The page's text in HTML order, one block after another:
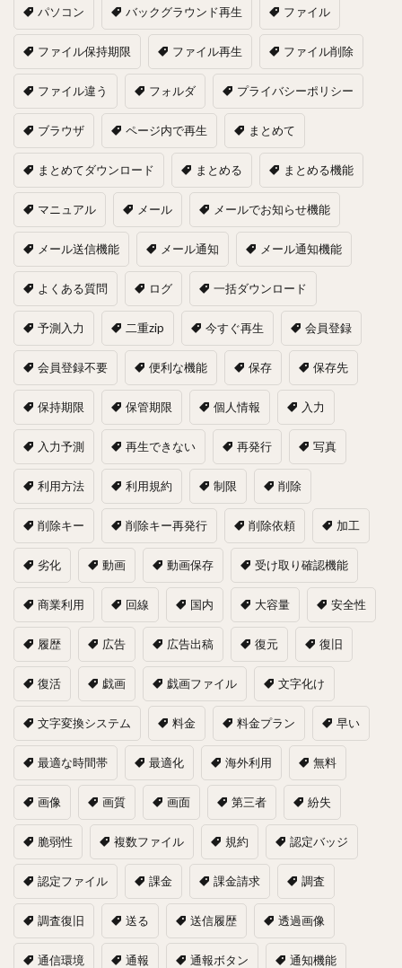
パソコン バックグラウンド再生 ファイル
ファイル保持期限 ファイル再生 ファイル削除
ファイル違う フォルダ プライバシーポリシー
ブラウザ ページ内で再生 まとめて
まとめてダウンロード まとめる まとめる機能
マニュアル メール メールでお知らせ機能
メール送信機能 メール通知 メール通知機能
よくある質問 ログ 一括ダウンロード
予測入力 二重zip 今すぐ再生 会員登録
会員登録不要 便利な機能 保存 保存先
保持期限 保管期限 個人情報 入力
入力予測 再生できない 再発行 写真
利用方法 利用規約 制限 削除
削除キー 削除キー再発行 削除依頼 加工
劣化 動画 動画保存 受け取り確認機能
商業利用 回線 国内 大容量 安全性
履歴 広告 広告出稿 復元 復旧
復活 戯画 戯画ファイル 文字化け
文字変換システム 料金 料金プラン 早い
最適な時間帯 最適化 海外利用 無料
画像 画質 画面 第三者 紛失
脆弱性 複数ファイル 規約 認定バッジ
認定ファイル 課金 課金請求 調査
調査復旧 送る 送信履歴 透過画像
通信環境 通報 通報ボタン 通知機能